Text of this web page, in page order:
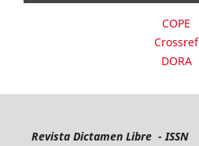
COPE
Crossref
DORA
Revista Dictamen Libre - ISSN